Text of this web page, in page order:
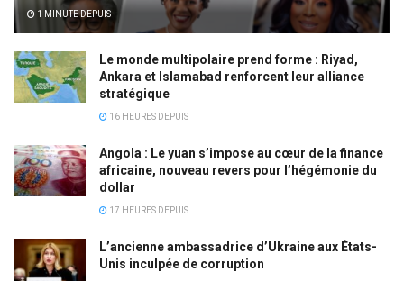
1 MINUTE DEPUIS
Le monde multipolaire prend forme : Riyad,
Ankara et Islamabad renforcent leur alliance
stratégique
16 HEURES DEPUIS
Angola : Le yuan s’impose au cœur de la finance
africaine, nouveau revers pour l’hégémonie du
dollar
17 HEURES DEPUIS
L’ancienne ambassadrice d’Ukraine aux États-
Unis inculpée de corruption